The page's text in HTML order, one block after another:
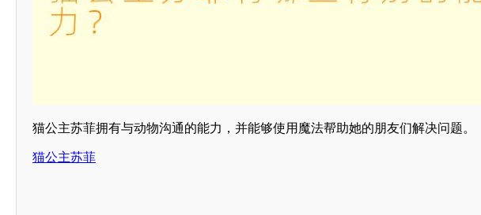
猫公主苏菲拥有与动物沟通的能力，并能够使用魔法帮助她的朋友们解决问题。
猫公主苏菲